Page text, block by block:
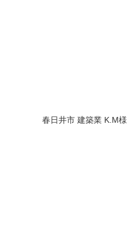
春日井市 建築業 K.M様